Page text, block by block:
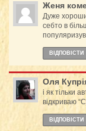
Женя
Дуже
себто в
ВІДПОВІCТИ
Оля
і як тільки
відкриваю
ВІДПОВІCТИ